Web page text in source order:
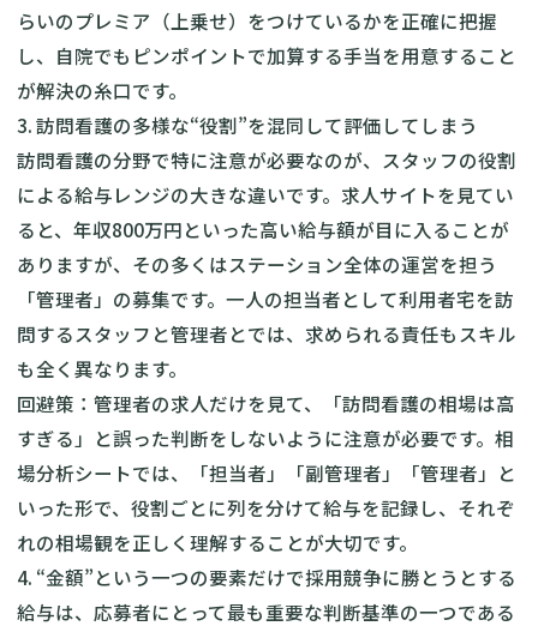
らいのプレミア（上乗せ）をつけているかを正確に把握
し、自院でもピンポイントで加算する手当を用意すること
が解決の糸口です。
3. 訪問看護の多様な“役割”を混同して評価してしまう
訪問看護の分野で特に注意が必要なのが、スタッフの役割
による給与レンジの大きな違いです。求人サイトを見てい
ると、年収800万円といった高い給与額が目に入ることが
ありますが、その多くはステーション全体の運営を担う
「管理者」の募集です。一人の担当者として利用者宅を訪
問するスタッフと管理者とでは、求められる責任もスキル
も全く異なります。
回避策：管理者の求人だけを見て、「訪問看護の相場は高
すぎる」と誤った判断をしないように注意が必要です。相
場分析シートでは、「担当者」「副管理者」「管理者」と
いった形で、役割ごとに列を分けて給与を記録し、それぞ
れの相場観を正しく理解することが大切です。
4. “金額”という一つの要素だけで採用競争に勝とうとする
給与は、応募者にとって最も重要な判断基準の一つである